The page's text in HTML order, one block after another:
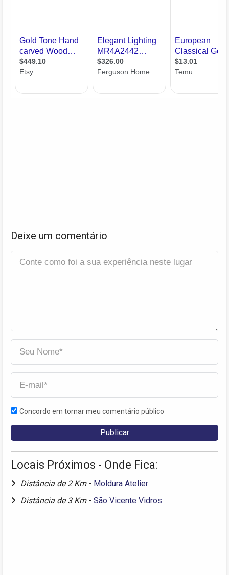
Deixe um comentário
Concordo em tornar meu comentário público
Locais Próximos - Onde Fica:
Distância de 2 Km - Moldura Atelier
Distância de 3 Km - São Vicente Vidros